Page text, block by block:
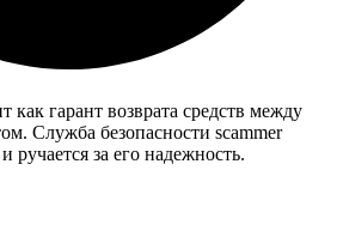
гарант возврата средств между
Служба безопасности scammer
ручается за его надежность.